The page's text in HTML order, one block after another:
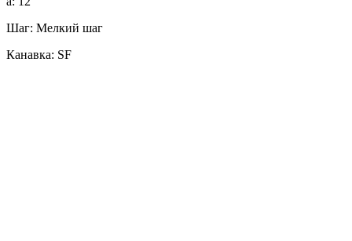
Шаг: Мелкий шаг
Канавка: SF